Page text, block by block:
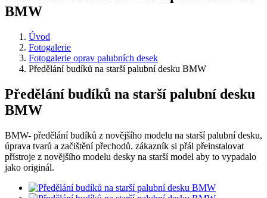
BMW
Úvod
Fotogalerie
Fotogalerie oprav palubních desek
Předělání budíků na starší palubní desku BMW
Předělání budíků na starší palubní desku
BMW
BMW- předělání budíků z novějšího modelu na starší palubní desku,
úprava tvarů a začištění přechodů. zákazník si přál přeinstalovat
přístroje z novějšího modelu desky na starší model aby to vypadalo
jako originál.